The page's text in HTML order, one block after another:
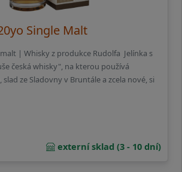
Single Malt
malt | Whisky z produkce Rudolfa Jelínka s
česká whisky", na kterou používá
ze Sladovny v Bruntále a zcela nové, si
externí sklad (3 - 10 dní)